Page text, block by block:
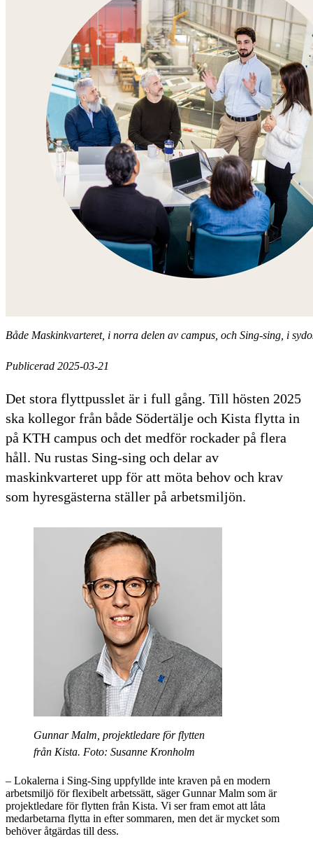
Både Maskinkvarteret, i norra delen av campus, och Sing-sing, i
Publicerad 2025-03-21
Det stora flyttpusslet är i full gång. Till hösten 2025
ska kollegor från både Södertälje och Kista flytta in
på KTH campus och det medför rockader på flera
håll. Nu rustas Sing-sing och delar av
maskinkvarteret upp för att möta behov och krav
som hyresgästerna ställer på arbetsmiljön.
Gunnar Malm, projektledare för flytten
från Kista. Foto: Susanne Kronholm
– Lokalerna i Sing-Sing uppfyllde inte kraven på en modern
arbetsmiljö för flexibelt arbetssätt, säger Gunnar Malm som är
projektledare för flytten från Kista. Vi ser fram emot att låta
medarbetarna flytta in efter sommaren, men det är mycket som
behöver åtgärdas till dess.